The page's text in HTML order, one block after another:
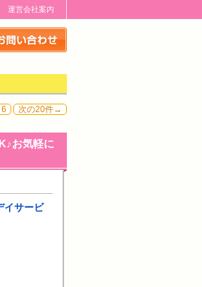
運営会社案内
6 次の20件→
お気軽に
イサービ